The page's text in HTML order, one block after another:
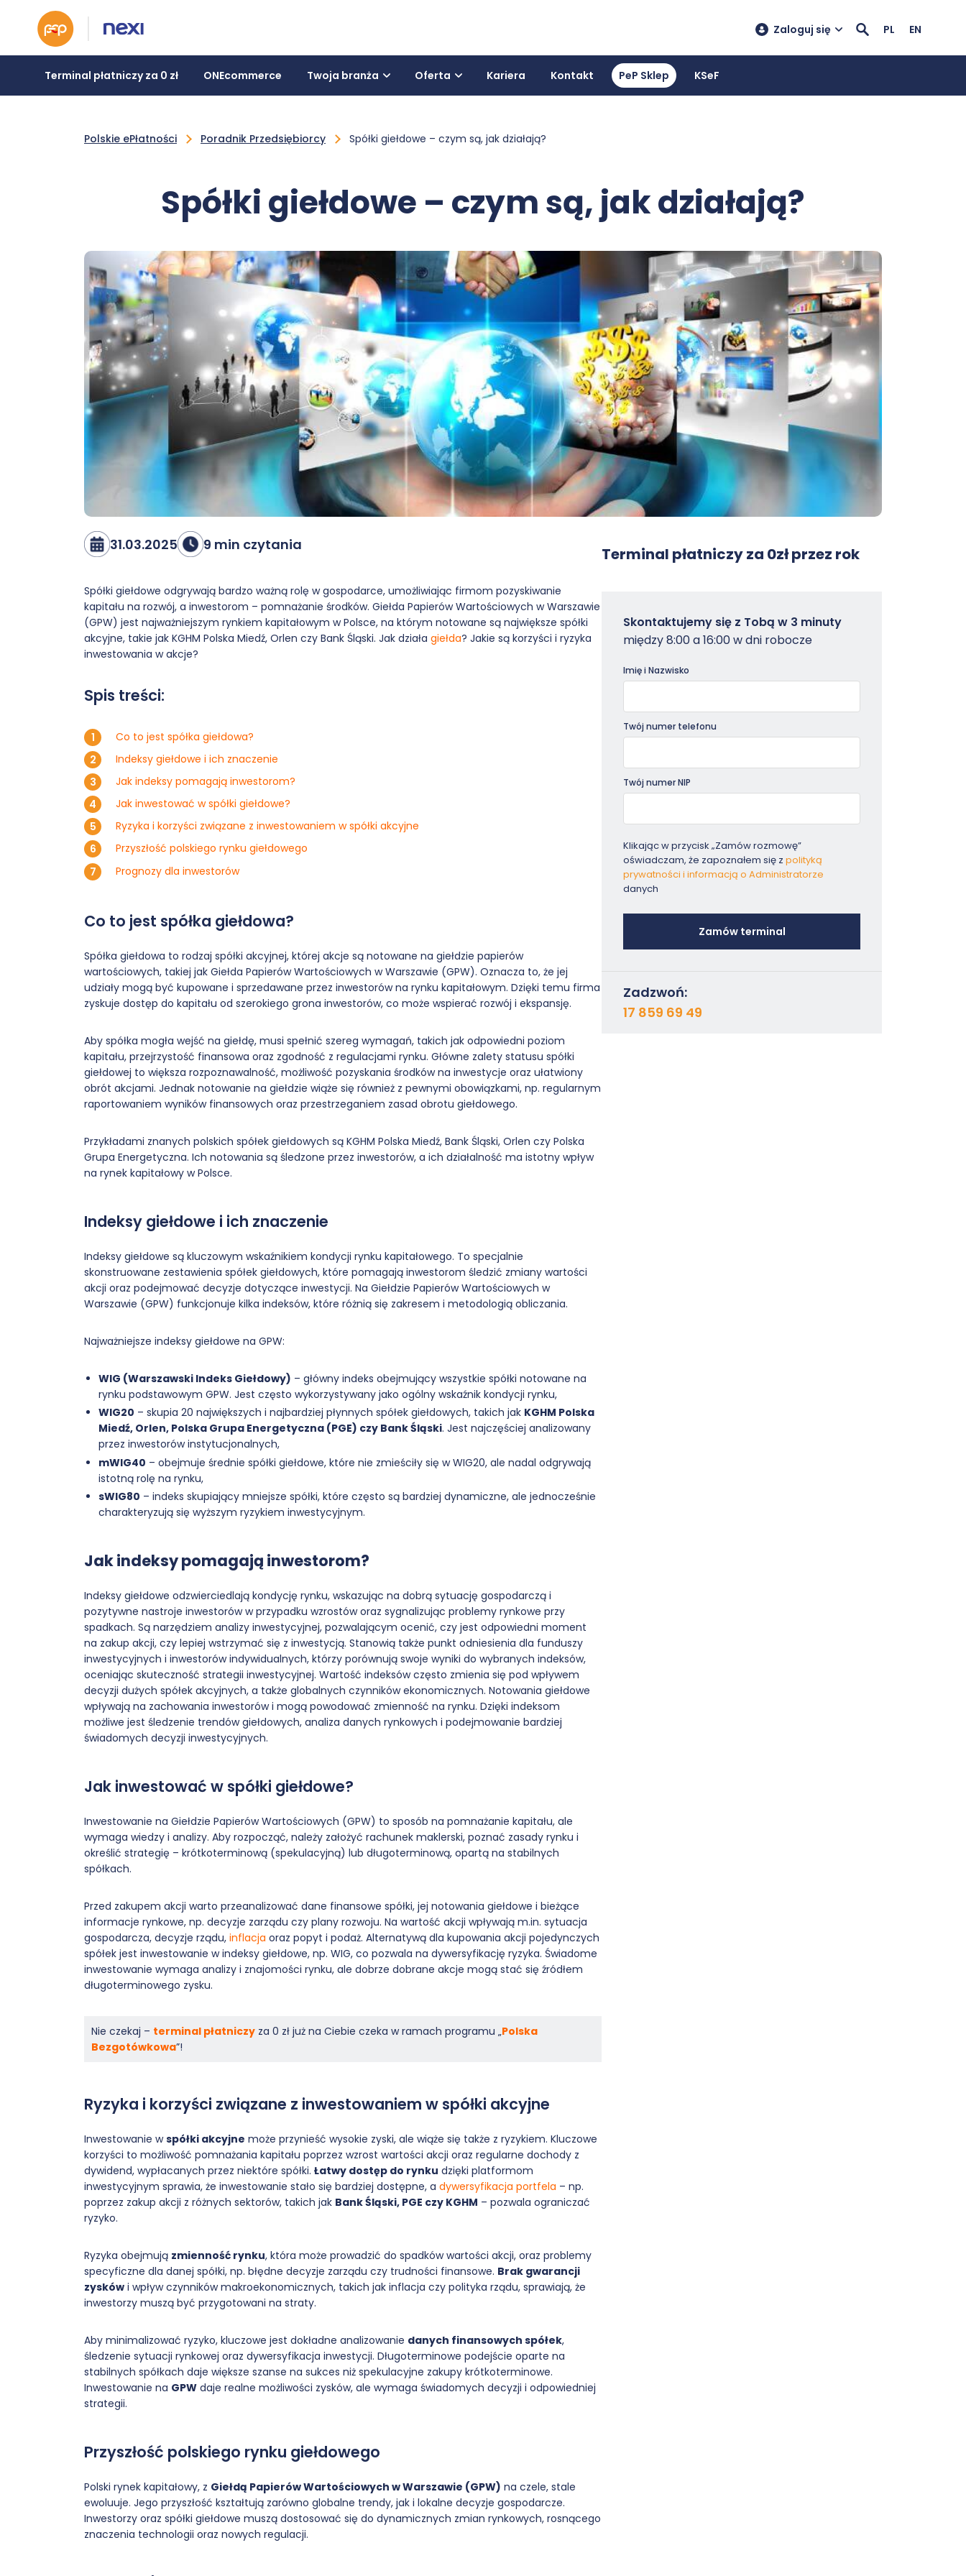
Zaloguj się PL EN
Terminal płatniczy za 0 zł ONEcommerce Twoja branża Oferta Kariera Kontakt PeP Sklep KSeF
Polskie ePłatności Poradnik Przedsiębiorcy Spółki giełdowe – czym są, jak działają?
Spółki giełdowe – czym są, jak działają?
31.03.2025 9 min czytania
Spółki giełdowe odgrywają bardzo ważną rolę w gospodarce, umożliwiając firmom pozyskiwanie
kapitału na rozwój, a inwestorom – pomnażanie środków. Giełda Papierów Wartościowych w Warszawie
(GPW) jest najważniejszym rynkiem kapitałowym w Polsce, na którym notowane są największe spółki
akcyjne, takie jak KGHM Polska Miedź, Orlen czy Bank Śląski. Jak działa giełda? Jakie są korzyści i ryzyka
inwestowania w akcje?
Spis treści:
Co to jest spółka giełdowa?
Indeksy giełdowe i ich znaczenie
Jak indeksy pomagają inwestorom?
Jak inwestować w spółki giełdowe?
Ryzyka i korzyści związane z inwestowaniem w spółki akcyjne
Przyszłość polskiego rynku giełdowego
Prognozy dla inwestorów
Co to jest spółka giełdowa?
Spółka giełdowa to rodzaj spółki akcyjnej, której akcje są notowane na giełdzie papierów
wartościowych, takiej jak Giełda Papierów Wartościowych w Warszawie (GPW). Oznacza to, że jej
udziały mogą być kupowane i sprzedawane przez inwestorów na rynku kapitałowym. Dzięki temu firma
zyskuje dostęp do kapitału od szerokiego grona inwestorów, co może wspierać rozwój i ekspansję.
Aby spółka mogła wejść na giełdę, musi spełnić szereg wymagań, takich jak odpowiedni poziom
kapitału, przejrzystość finansowa oraz zgodność z regulacjami rynku. Główne zalety statusu spółki
giełdowej to większa rozpoznawalność, możliwość pozyskania środków na inwestycje oraz ułatwiony
obrót akcjami. Jednak notowanie na giełdzie wiąże się również z pewnymi obowiązkami, np. regularnym
raportowaniem wyników finansowych oraz przestrzeganiem zasad obrotu giełdowego.
Przykładami znanych polskich spółek giełdowych są KGHM Polska Miedź, Bank Śląski, Orlen czy Polska
Grupa Energetyczna. Ich notowania są śledzone przez inwestorów, a ich działalność ma istotny wpływ
na rynek kapitałowy w Polsce.
Indeksy giełdowe i ich znaczenie
Indeksy giełdowe są kluczowym wskaźnikiem kondycji rynku kapitałowego. To specjalnie
skonstruowane zestawienia spółek giełdowych, które pomagają inwestorom śledzić zmiany wartości
akcji oraz podejmować decyzje dotyczące inwestycji. Na Giełdzie Papierów Wartościowych w
Warszawie (GPW) funkcjonuje kilka indeksów, które różnią się zakresem i metodologią obliczania.
Najważniejsze indeksy giełdowe na GPW:
WIG (Warszawski Indeks Giełdowy) – główny indeks obejmujący wszystkie spółki notowane na
rynku podstawowym GPW. Jest często wykorzystywany jako ogólny wskaźnik kondycji rynku,
WIG20 – skupia 20 największych i najbardziej płynnych spółek giełdowych, takich jak KGHM Polska
Miedź, Orlen, Polska Grupa Energetyczna (PGE) czy Bank Śląski. Jest najczęściej analizowany
przez inwestorów instytucjonalnych,
mWIG40 – obejmuje średnie spółki giełdowe, które nie zmieściły się w WIG20, ale nadal odgrywają
istotną rolę na rynku,
sWIG80 – indeks skupiający mniejsze spółki, które często są bardziej dynamiczne, ale jednocześnie
charakteryzują się wyższym ryzykiem inwestycyjnym.
Jak indeksy pomagają inwestorom?
Indeksy giełdowe odzwierciedlają kondycję rynku, wskazując na dobrą sytuację gospodarczą i
pozytywne nastroje inwestorów w przypadku wzrostów oraz sygnalizując problemy rynkowe przy
spadkach. Są narzędziem analizy inwestycyjnej, pozwalającym ocenić, czy jest odpowiedni moment
na zakup akcji, czy lepiej wstrzymać się z inwestycją. Stanowią także punkt odniesienia dla funduszy
inwestycyjnych i inwestorów indywidualnych, którzy porównują swoje wyniki do wybranych indeksów,
oceniając skuteczność strategii inwestycyjnej. Wartość indeksów często zmienia się pod wpływem
decyzji dużych spółek akcyjnych, a także globalnych czynników ekonomicznych. Notowania giełdowe
wpływają na zachowania inwestorów i mogą powodować zmienność na rynku. Dzięki indeksom
możliwe jest śledzenie trendów giełdowych, analiza danych rynkowych i podejmowanie bardziej
świadomych decyzji inwestycyjnych.
Jak inwestować w spółki giełdowe?
Inwestowanie na Giełdzie Papierów Wartościowych (GPW) to sposób na pomnażanie kapitału, ale
wymaga wiedzy i analizy. Aby rozpocząć, należy założyć rachunek maklerski, poznać zasady rynku i
określić strategię – krótkoterminową (spekulacyjną) lub długoterminową, opartą na stabilnych
spółkach.
Przed zakupem akcji warto przeanalizować dane finansowe spółki, jej notowania giełdowe i bieżące
informacje rynkowe, np. decyzje zarządu czy plany rozwoju. Na wartość akcji wpływają m.in. sytuacja
gospodarcza, decyzje rządu, inflacja oraz popyt i podaż. Alternatywą dla kupowania akcji pojedynczych
spółek jest inwestowanie w indeksy giełdowe, np. WIG, co pozwala na dywersyfikację ryzyka. Świadome
inwestowanie wymaga analizy i znajomości rynku, ale dobrze dobrane akcje mogą stać się źródłem
długoterminowego zysku.
Nie czekaj – terminal płatniczy za 0 zł już na Ciebie czeka w ramach programu „Polska
Bezgotówkowa”!
Ryzyka i korzyści związane z inwestowaniem w spółki akcyjne
Inwestowanie współki akcyjne może przynieść wysokie zyski, ale wiąże się także z ryzykiem. Kluczowe
korzyści to możliwość pomnażania kapitału poprzez wzrost wartości akcji oraz regularne dochody z
dywidend, wypłacanych przez niektóre spółki. Łatwy dostęp do rynku dzięki platformom
inwestycyjnym sprawia, że inwestowanie stało się bardziej dostępne, a dywersyfikacja portfela – np.
poprzez zakup akcji z różnych sektorów, takich jak Bank Śląski, PGE czy KGHM – pozwala ograniczać
ryzyko.
Ryzyka obejmują zmienność rynku, która może prowadzić do spadków wartości akcji, oraz problemy
specyficzne dla danej spółki, np. błędne decyzje zarządu czy trudności finansowe. Brak gwarancji
zysków i wpływ czynników makroekonomicznych, takich jak inflacja czy polityka rządu, sprawiają, że
inwestorzy muszą być przygotowani na straty.
Aby minimalizować ryzyko, kluczowe jest dokładne analizowanie danych finansowych spółek,
śledzenie sytuacji rynkowej oraz dywersyfikacja inwestycji. Długoterminowe podejście oparte na
stabilnych spółkach daje większe szanse na sukces niż spekulacyjne zakupy krótkoterminowe.
Inwestowanie na GPW daje realne możliwości zysków, ale wymaga świadomych decyzji i odpowiedniej
strategii.
Przyszłość polskiego rynku giełdowego
Polski rynek kapitałowy, z Giełdą Papierów Wartościowych w Warszawie (GPW) na czele, stale
ewoluuje. Jego przyszłość kształtują zarówno globalne trendy, jak i lokalne decyzje gospodarcze.
Inwestorzy oraz spółki giełdowe muszą dostosować się do dynamicznych zmian rynkowych, rosnącego
znaczenia technologii oraz nowych regulacji.
Terminal płatniczy za 0zł przez rok
Zamowterminal
-
Skontaktujemy się z Tobą w 3 minuty
między 8:00 a 16:00 w dni robocze
Imię i Nazwisko
Twój numer telefonu
Twój numer NIP
Klikając w przycisk „Zamów rozmowę”
oświadczam, że zapoznałem się z polityką
prywatności i informacją o Administratorze
danych
Zamów terminal
Zadzwoń:
17 859 69 49